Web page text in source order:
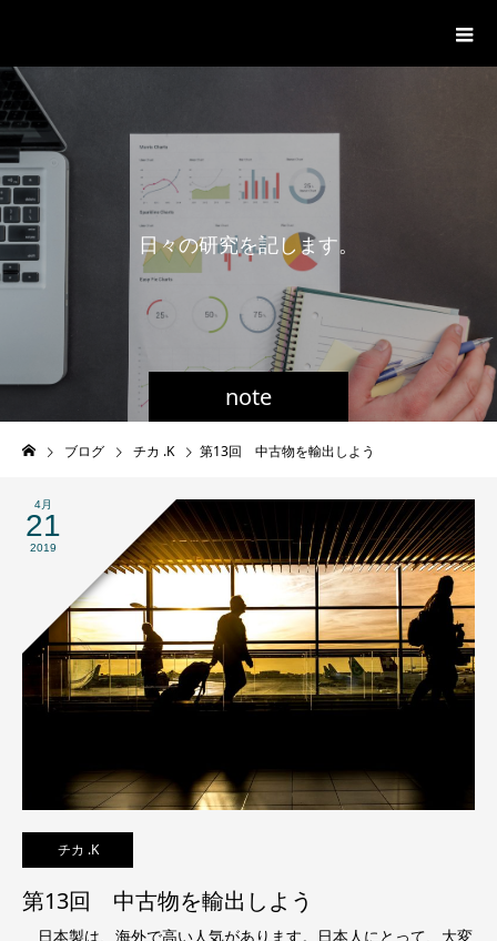
一般社団法人グローバル都市経営学
note
日々の研究を記します。
ブログ チカ .K 第13回 中古物を輸出しよう
4月
21
2019
チカ .K
第13回 中古物を輸出しよう
日本製は、海外で高い人気があります。日本人にとって、大変